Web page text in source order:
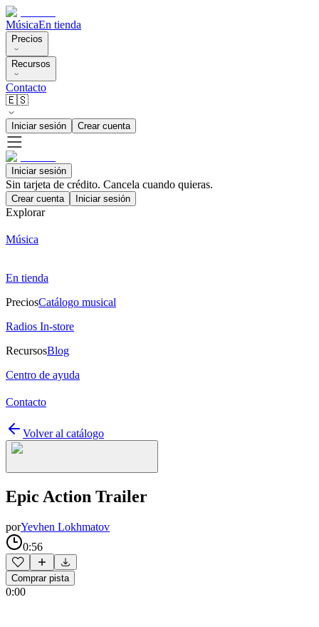
MúsicaEn tienda
Precios
Recursos
Contacto
🇪🇸
Iniciar sesión Crear cuenta
Iniciar sesión
Sin tarjeta de crédito. Cancela cuando quieras.
Crear cuenta Iniciar sesión
Explorar
Música
En tienda
PreciosCatálogo musical
Radios In-store
RecursosBlog
Centro de ayuda
Contacto
Volver al catálogo
Epic Action Trailer
porYevhen Lokhmatov
0:56
Comprar pista
0:00